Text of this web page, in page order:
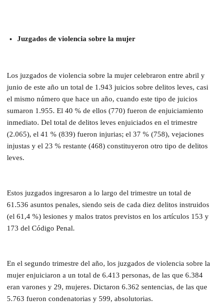
Juzgados de violencia sobre la mujer
Los juzgados de violencia sobre la mujer celebraron entre abril y
junio de este año un total de 1.943 juicios sobre delitos leves, casi
el mismo número que hace un año, cuando este tipo de juicios
sumaron 1.955. El 40 % de ellos (770) fueron de enjuiciamiento
inmediato. Del total de delitos leves enjuiciados en el trimestre
(2.065), el 41 % (839) fueron injurias; el 37 % (758), vejaciones
injustas y el 23 % restante (468) constituyeron otro tipo de delitos
leves.
Estos juzgados ingresaron a lo largo del trimestre un total de
61.536 asuntos penales, siendo seis de cada diez delitos instruidos
(el 61,4 %) lesiones y malos tratos previstos en los artículos 153 y
173 del Código Penal.
En el segundo trimestre del año, los juzgados de violencia sobre la
mujer enjuiciaron a un total de 6.413 personas, de las que 6.384
eran varones y 29, mujeres. Dictaron 6.362 sentencias, de las que
5.763 fueron condenatorias y 599, absolutorias.